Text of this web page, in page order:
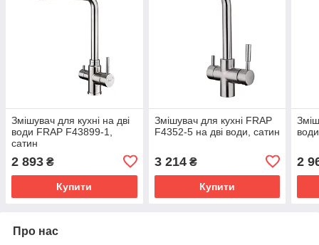
Змішувач для кухні на дві
води FRAP F43899-1,
сатин
2 893 ₴
Купити
Змішувач для кухні FRAP
F4352-5 на дві води, сатин
3 214₴
Купити
2
Про нас